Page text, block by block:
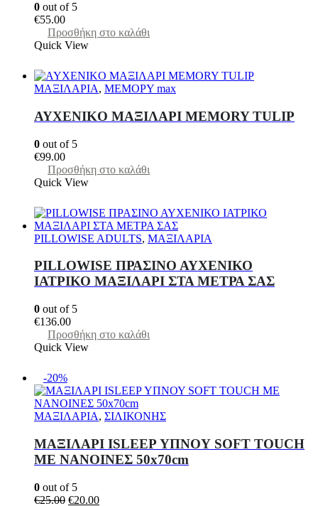
0 out of 5
€55.00
Προσθήκη στο καλάθι
Quick View
ΜΑΞΙΛΑΡΙΑ, ΜΕΜΟΡΥ max
AYXENIKO MAΞΙΛΑΡΙ MEMORY ΤULIP
0 out of 5
€99.00
Προσθήκη στο καλάθι
Quick View
PILLOWISE ADULTS, ΜΑΞΙΛΑΡΙΑ
PILLOWISE ΠΡΑΣΙΝΟ ΑΥΧΕΝΙΚΟ
ΙΑΤΡΙΚΟ ΜΑΞΙΛΑΡΙ ΣΤΑ ΜΕΤΡΑ ΣΑΣ
0 out of 5
€136.00
Προσθήκη στο καλάθι
Quick View
-20%
ΜΑΞΙΛΑΡΙΑ, ΣΙΛΙΚΟΝΗΣ
ΜΑΞΙΛΑΡΙ ΙSLEEP ΥΠΝΟΥ SOFT TOUCH
ΜΕ NANΟΙΝΕΣ 50x70cm
0 out of 5
€25.00 Original
€20.00Η